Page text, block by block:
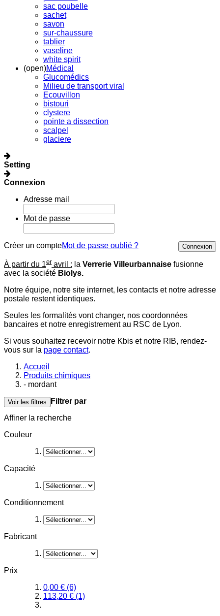
sac poubelle
sachet
savon
sur-chaussure
tablier
vaseline
white spirit
(open)Médical
Glucomédics
Milieu de transport viral
Ecouvillon
bistouri
clystere
pointe a dissection
scalpel
glaciere
Setting
Connexion
Adresse mail
Mot de passe
Créer un compte Connexion
Mot de passe oublié ?
À partir du 1er avril : la Verrerie Villeurbannaise fusionne
avec la société Biolys.
Notre équipe, notre site internet, les contacts et notre adresse
postale restent identiques.
Seules les formalités vont changer, nos coordonnées
bancaires et notre enregistrement au RSC de Lyon.
Si vous souhaitez recevoir notre Kbis et notre RIB, rendez-
vous sur la page contact.
Accueil
Produits chimiques
- mordant
Voir les filtres
Filtrer par
Affiner la recherche
Couleur
Capacité
Conditionnement
Fabricant
Prix
0,00 € (6)
113,20 € (1)